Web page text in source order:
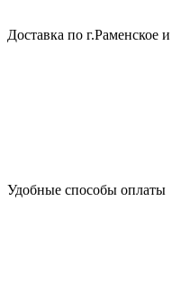
Доставка по г.Раменское
Удобные способы оплаты